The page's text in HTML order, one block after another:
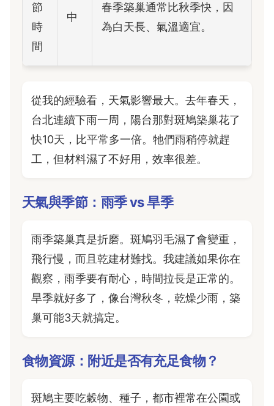
節
時
間
中
春季築巢通常比秋季快，因
為白天長、氣溫適宜。
從我的經驗看，天氣影響最大。去年春天，
台北連續下雨一周，陽台那對斑鳩築巢花了
快10天，比平常多一倍。牠們雨稍停就趕
工，但材料濕了不好用，效率很差。
天氣與季節：雨季 vs 旱季
雨季築巢真是折磨。斑鳩羽毛濕了會變重，
飛行慢，而且乾建材難找。我建議如果你在
觀察，雨季要有耐心，時間拉長是正常的。
旱季就好多了，像台灣秋冬，乾燥少雨，築
巢可能3天就搞定。
食物資源：附近是否有充足食物？
斑鳩主要吃穀物、種子，都市裡常在公園或